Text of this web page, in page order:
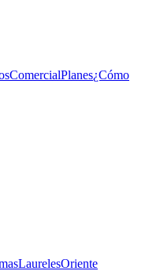
ComercialPlanes¿Cómo
LaurelesOriente